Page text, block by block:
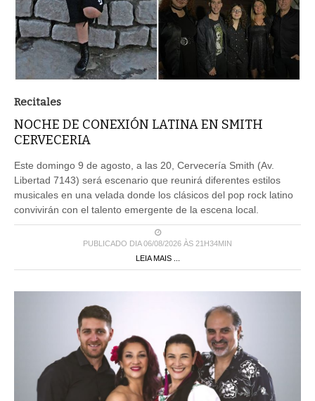
NOCHE DE CONEXIÓN LATINA EN SMITH
CERVECERIA
Libertad 7143) será escenario que reunirá diferentes estilos
musicales en una velada donde los clásicos del pop rock latino
convivirán con el talento emergente de la escena local.
PUBLICADO DIA 06/08/2026 ÀS 21H34MIN
LEIA MAIS ...